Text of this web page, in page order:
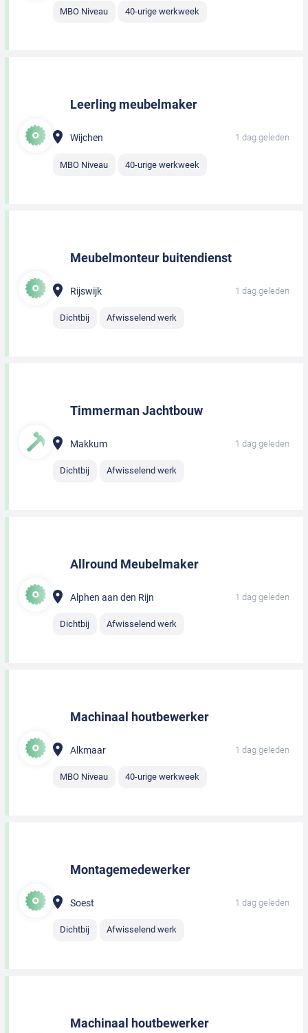
MBO Niveau 40-urige werkweek
Leerling meubelmaker
Wijchen 1 dag geleden
MBO Niveau 40-urige werkweek
Meubelmonteur buitendienst
Rijswijk 1 dag geleden
Dichtbij Afwisselend werk
Timmerman Jachtbouw
Makkum 1 dag geleden
Dichtbij Afwisselend werk
Allround Meubelmaker
Alphen aan den Rijn 1 dag geleden
Dichtbij Afwisselend werk
Machinaal houtbewerker
Alkmaar 1 dag geleden
MBO Niveau 40-urige werkweek
Montagemedewerker
Soest 1 dag geleden
Dichtbij Afwisselend werk
Machinaal houtbewerker